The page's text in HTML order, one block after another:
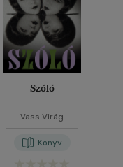
Szóló
Vass Virág
Könyv